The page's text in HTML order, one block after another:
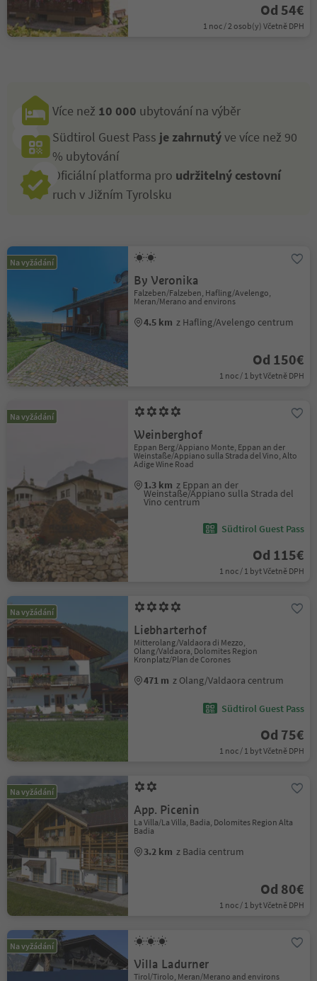
Od 54€
1 noc / 2 osob(y) Včetně DPH
Více než 10 000 ubytování na výběr
Südtirol Guest Pass je zahrnutýve více než 90
% ubytování
Oficiální platforma pro udržitelný cestovní
ruch v Jižním Tyrolsku
Na vyžádání
By Veronika
Falzeben/Falzeben, Hafling/Avelengo,
Meran/Merano and environs
4.5 km z Hafling/Avelengo centrum
Od 150€
1 noc / 1 byt Včetně DPH
Na vyžádání
Weinberghof
Eppan Berg/Appiano Monte, Eppan an der
Weinstaße/Appiano sulla Strada del Vino, Alto
Adige Wine Road
1.3 km z Eppan an der
Weinstaße/Appiano sulla Strada del
Vino centrum
Südtirol Guest Pass
Od 115€
1 noc / 1 byt Včetně DPH
Na vyžádání
Liebharterhof
Mitterolang/Valdaora di Mezzo,
Olang/Valdaora, Dolomites Region
Kronplatz/Plan de Corones
471 m z Olang/Valdaora centrum
Südtirol Guest Pass
Od 75€
1 noc / 1 byt Včetně DPH
Na vyžádání
App. Picenin
La Villa/La Villa, Badia, Dolomites Region Alta
Badia
3.2 km z Badia centrum
Od 80€
1 noc / 1 byt Včetně DPH
Na vyžádání
Villa Ladurner
Tirol/Tirolo, Meran/Merano and environs